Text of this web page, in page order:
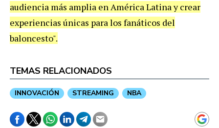
audiencia más amplia en América Latina y crear
experiencias únicas para los fanáticos del
baloncesto".
TEMAS RELACIONADOS
INNOVACIÓN STREAMING NBA